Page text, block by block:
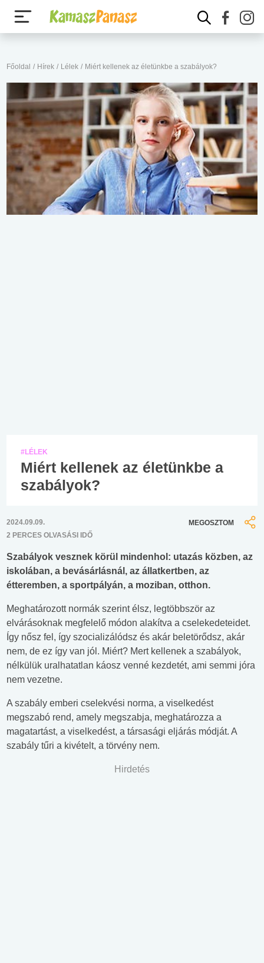
Főoldal / Hírek / Lélek / Miért kellenek az életünkbe a szabályok?
#LÉLEK
Miért kellenek az életünkbe a
szabályok?
2024.09.09.
2 PERCES OLVASÁSI IDŐ
MEGOSZTOM
Szabályok vesznek körül mindenhol: utazás közben, az
iskolában, a bevásárlásnál, az állatkertben, az
étteremben, a sportpályán, a moziban, otthon.
Meghatározott normák szerint élsz, legtöbbször az
elvárásoknak megfelelő módon alakítva a cselekedeteidet.
Így nősz fel, így szocializálódsz és akár beletörődsz, akár
nem, de ez így van jól. Miért? Mert kellenek a szabályok,
nélkülük uralhatatlan káosz venné kezdetét, ami semmi jóra
nem vezetne.
A szabály emberi cselekvési norma, a viselkedést
megszabó rend, amely megszabja, meghatározza a
magatartást, a viselkedést, a társasági eljárás módját. A
szabály tűri a kivételt, a törvény nem.
Hirdetés